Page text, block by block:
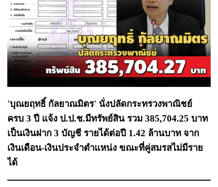
'บุณยฤทธิ์ กัลยาณมิตร' นั่งปลัดกระทรวงพาณิชย์
ครบ 3 ปี แจ้ง ป.ป.ช.มีทรัพย์สิน รวม 385,704.25 บาท
เป็นเงินฝาก 3 บัญชี รายได้ต่อปี 1.42 ล้านบาท จาก
เงินเดือน-เงินประจำตำแหน่ง ขณะที่คู่สมรสไม่มีราย
ได้